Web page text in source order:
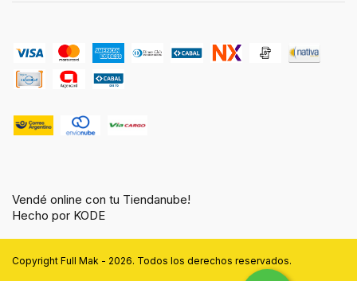
Vendé online con tu Tiendanube!
Hecho por KODE
Copyright Full Mak - 2026. Todos los derechos reservados.